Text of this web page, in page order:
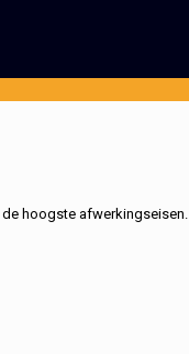
hoogste afwerkingseisen.